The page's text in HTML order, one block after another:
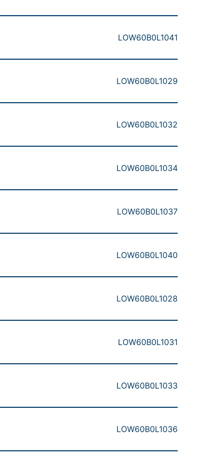
LOW60B0L1041
LOW60B0L1029
LOW60B0L1032
LOW60B0L1034
LOW60B0L1037
LOW60B0L1040
LOW60B0L1028
LOW60B0L1031
LOW60B0L1033
LOW60B0L1036